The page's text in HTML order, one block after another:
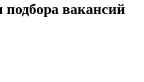
вакансий